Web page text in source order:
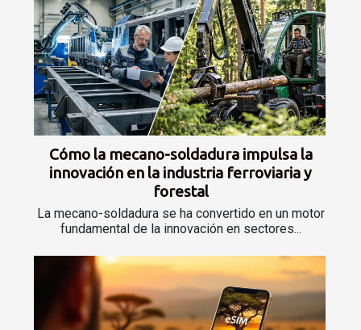
Cómo la mecano-soldadura impulsa la
innovación en la industria ferroviaria y
forestal
La mecano-soldadura se ha convertido en un motor
fundamental de la innovación en sectores...